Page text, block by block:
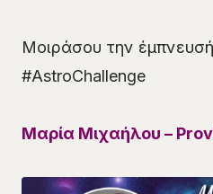
Μοιράσου την
#AstroChallenge
Μαρία Μιχαήλου –